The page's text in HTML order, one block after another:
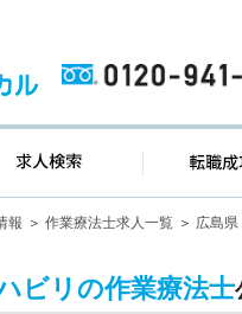
イド 求人検索
報 作業療法士求人一覧 広島県
ビリの作業療法士